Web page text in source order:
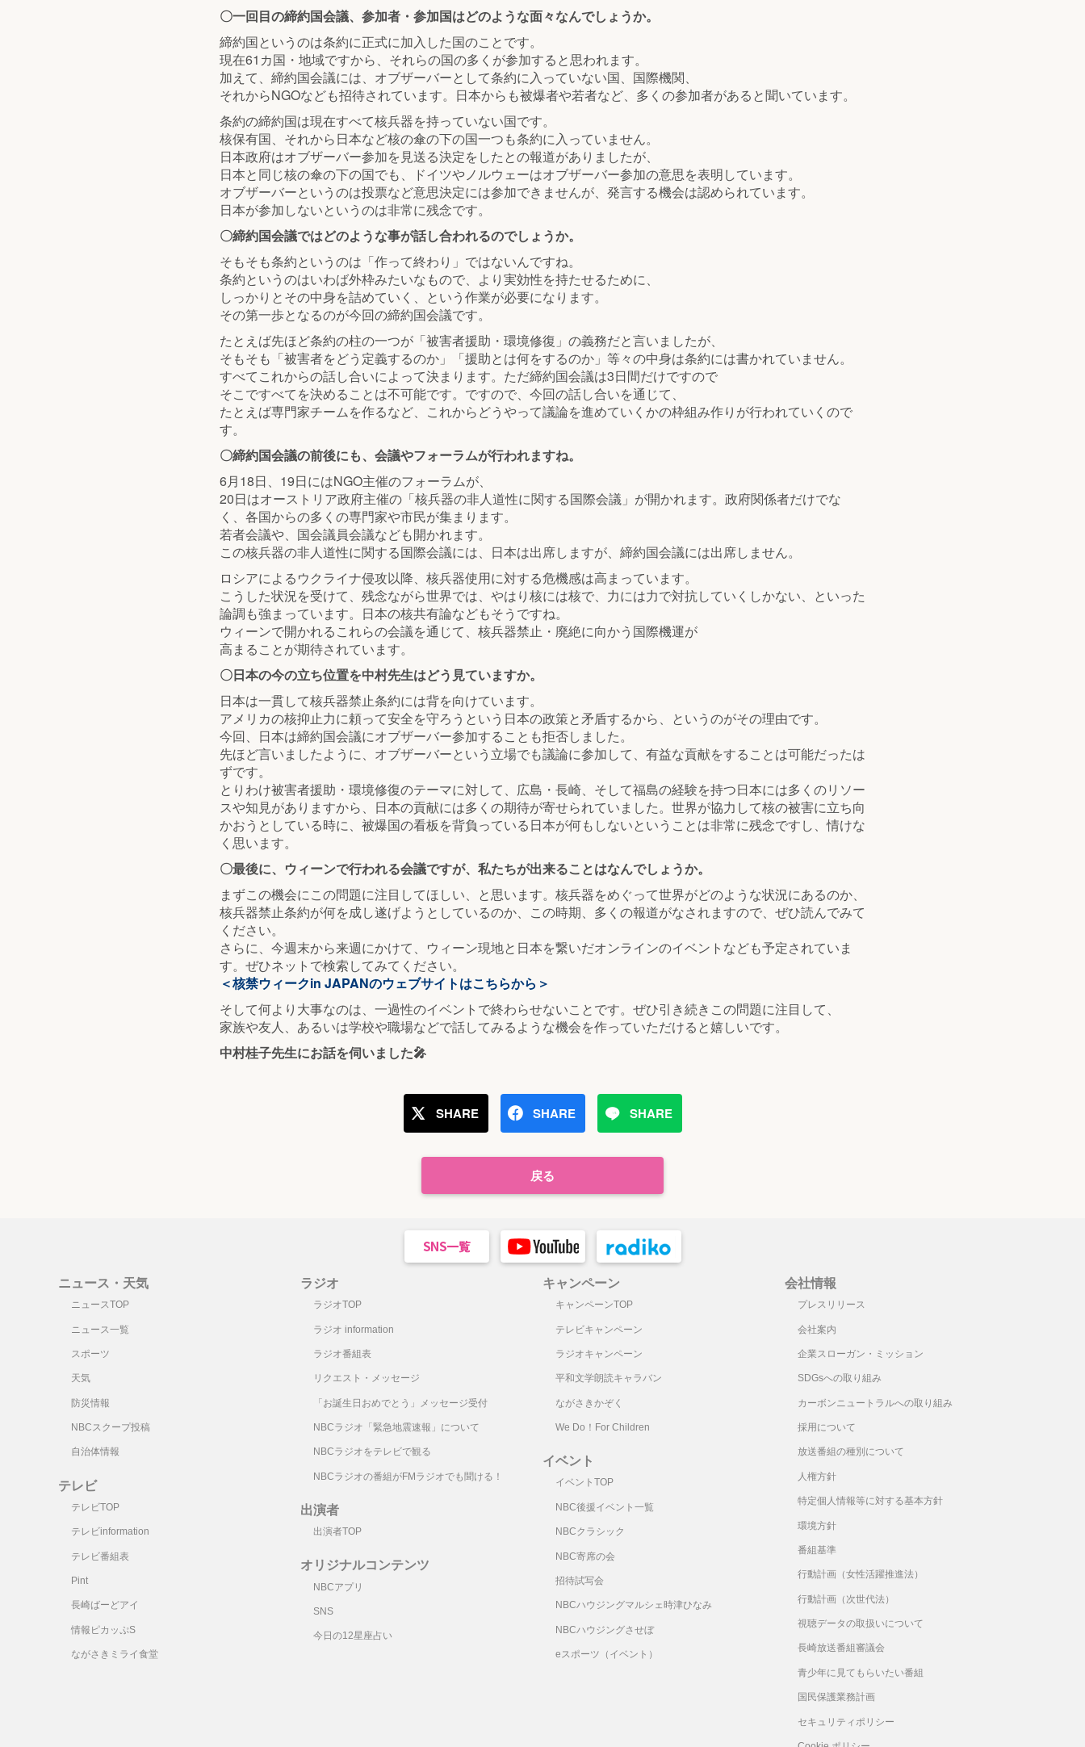
〇一回目の締約国会議、参加者・参加国はどのような面々なんでしょうか。
締約国というのは条約に正式に加入した国のことです。
現在61カ国・地域ですから、それらの国の多くが参加すると思われます。
加えて、締約国会議には、オブザーバーとして条約に入っていない国、国際機関、
それからNGOなども招待されています。日本からも被爆者や若者など、多くの参加者があると聞いています。
条約の締約国は現在すべて核兵器を持っていない国です。
核保有国、それから日本など核の傘の下の国一つも条約に入っていません。
日本政府はオブザーバー参加を見送る決定をしたとの報道がありましたが、
日本と同じ核の傘の下の国でも、ドイツやノルウェーはオブザーバー参加の意思を表明しています。
オブザーバーというのは投票など意思決定には参加できませんが、発言する機会は認められています。
日本が参加しないというのは非常に残念です。
〇締約国会議ではどのような事が話し合われるのでしょうか。
そもそも条約というのは「作って終わり」ではないんですね。
条約というのはいわば外枠みたいなもので、より実効性を持たせるために、
しっかりとその中身を詰めていく、という作業が必要になります。
その第一歩となるのが今回の締約国会議です。
たとえば先ほど条約の柱の一つが「被害者援助・環境修復」の義務だと言いましたが、
そもそも「被害者をどう定義するのか」「援助とは何をするのか」等々の中身は条約には書かれていません。
すべてこれからの話し合いによって決まります。ただ締約国会議は3日間だけですので
そこですべてを決めることは不可能です。ですので、今回の話し合いを通じて、
たとえば専門家チームを作るなど、これからどうやって議論を進めていくかの枠組み作りが行われていくので
す。
〇締約国会議の前後にも、会議やフォーラムが行われますね。
6月18日、19日にはNGO主催のフォーラムが、
20日はオーストリア政府主催の「核兵器の非人道性に関する国際会議」が開かれます。政府関係者だけでな
く、各国からの多くの専門家や市民が集まります。
若者会議や、国会議員会議なども開かれます。
この核兵器の非人道性に関する国際会議には、日本は出席しますが、締約国会議には出席しません。
ロシアによるウクライナ侵攻以降、核兵器使用に対する危機感は高まっています。
こうした状況を受けて、残念ながら世界では、やはり核には核で、力には力で対抗していくしかない、といった
論調も強まっています。日本の核共有論などもそうですね。
ウィーンで開かれるこれらの会議を通じて、核兵器禁止・廃絶に向かう国際機運が
高まることが期待されています。
〇日本の今の立ち位置を中村先生はどう見ていますか。
日本は一貫して核兵器禁止条約には背を向けています。
アメリカの核抑止力に頼って安全を守ろうという日本の政策と矛盾するから、というのがその理由です。
今回、日本は締約国会議にオブザーバー参加することも拒否しました。
先ほど言いましたように、オブザーバーという立場でも議論に参加して、有益な貢献をすることは可能だったは
ずです。
とりわけ被害者援助・環境修復のテーマに対して、広島・長崎、そして福島の経験を持つ日本には多くのリソー
スや知見がありますから、日本の貢献には多くの期待が寄せられていました。世界が協力して核の被害に立ち向
かおうとしている時に、被爆国の看板を背負っている日本が何もしないということは非常に残念ですし、情けな
く思います。
〇最後に、ウィーンで行われる会議ですが、私たちが出来ることはなんでしょうか。
まずこの機会にこの問題に注目してほしい、と思います。核兵器をめぐって世界がどのような状況にあるのか、
核兵器禁止条約が何を成し遂げようとしているのか、この時期、多くの報道がなされますので、ぜひ読んでみて
ください。
さらに、今週末から来週にかけて、ウィーン現地と日本を繋いだオンラインのイベントなども予定されていま
す。ぜひネットで検索してみてください。
＜核禁ウィークin JAPANのウェブサイトはこちらから＞
そして何より大事なのは、一過性のイベントで終わらせないことです。ぜひ引き続きこの問題に注目して、
家族や友人、あるいは学校や職場などで話してみるような機会を作っていただけると嬉しいです。
中村桂子先生にお話を伺いました🎤
SHARE SHARE SHARE
戻る
ニュース・天気
ニュースTOP
ニュース一覧
スポーツ
天気
防災情報
NBCスクープ投稿
自治体情報
テレビ
テレビTOP
テレビinformation
テレビ番組表
Pint
長崎ばーどアイ
情報ピカッぷS
ながさきミライ食堂
ラジオ
ラジオTOP
ラジオ information
ラジオ番組表
リクエスト・メッセージ
「お誕生日おめでとう」メッセージ受付
NBCラジオ「緊急地震速報」について
NBCラジオをテレビで観る
NBCラジオの番組がFMラジオでも聞ける！
出演者
出演者TOP
オリジナルコンテンツ
NBCアプリ
SNS
今日の12星座占い
キャンペーン
キャンペーンTOP
テレビキャンペーン
ラジオキャンペーン
平和文学朗読キャラバン
ながさきかぞく
We Do！For Children
イベント
イベントTOP
NBC後援イベント一覧
NBCクラシック
NBC寄席の会
招待試写会
NBCハウジングマルシェ時津ひなみ
NBCハウジングさせぼ
eスポーツ（イベント）
会社情報
プレスリリース
会社案内
企業スローガン・ミッション
SDGsへの取り組み
カーボンニュートラルへの取り組み
採用について
放送番組の種別について
人権方針
特定個人情報等に対する基本方針
環境方針
番組基準
行動計画（女性活躍推進法）
行動計画（次世代法）
視聴データの取扱いについて
長崎放送番組審議会
青少年に見てもらいたい番組
国民保護業務計画
セキュリティポリシー